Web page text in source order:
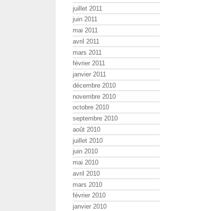
juillet 2011
juin 2011
mai 2011
avril 2011
mars 2011
février 2011
janvier 2011
décembre 2010
novembre 2010
octobre 2010
septembre 2010
août 2010
juillet 2010
juin 2010
mai 2010
avril 2010
mars 2010
février 2010
janvier 2010